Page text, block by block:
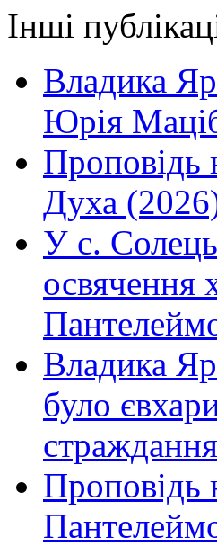
Інші
Владика
Юрія
Проповідь
Духа
У с. Солець
освячення
Владика
було
Проповідь